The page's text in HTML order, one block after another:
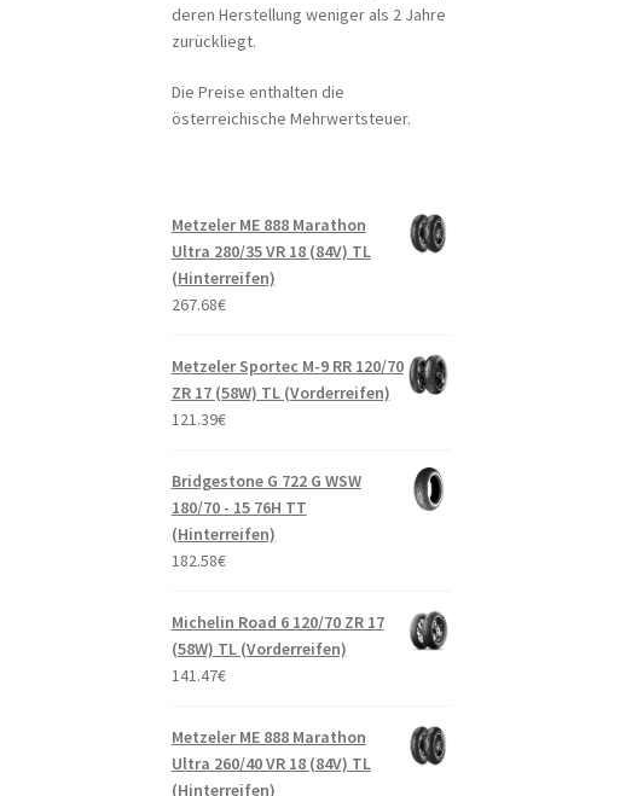
deren Herstellung weniger als 2 Jahre
zurückliegt.
Die Preise enthalten die
österreichische Mehrwertsteuer.
Metzeler ME 888 Marathon
Ultra 280/35 VR 18 (84V) TL
(Hinterreifen)
267.68€
Metzeler Sportec M-9 RR 120/70
ZR 17 (58W) TL (Vorderreifen)
121.39€
Bridgestone G 722 G WSW
180/70 - 15 76H TT
(Hinterreifen)
182.58€
Michelin Road 6 120/70 ZR 17
(58W) TL (Vorderreifen)
141.47€
Metzeler ME 888 Marathon
Ultra 260/40 VR 18 (84V) TL
(Hinterreifen)